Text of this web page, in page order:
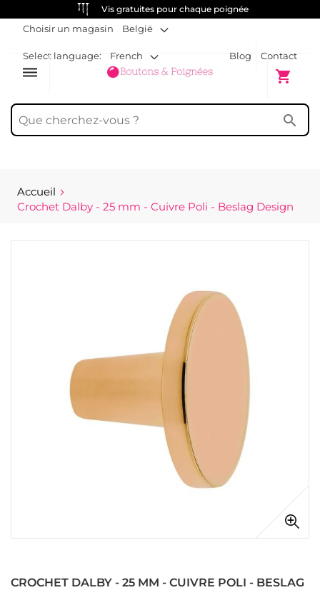
Vis gratuites pour chaque poignée
Blog Contact
Choisir un magasin België
Select language: French
dehaze shopping_cart
Mon
search
Accueil
Crochet Dalby - 25 mm - Cuivre Poli - Beslag Design
de
CROCHET DALBY - 25 MM - CUIVRE POLI - BESLAG